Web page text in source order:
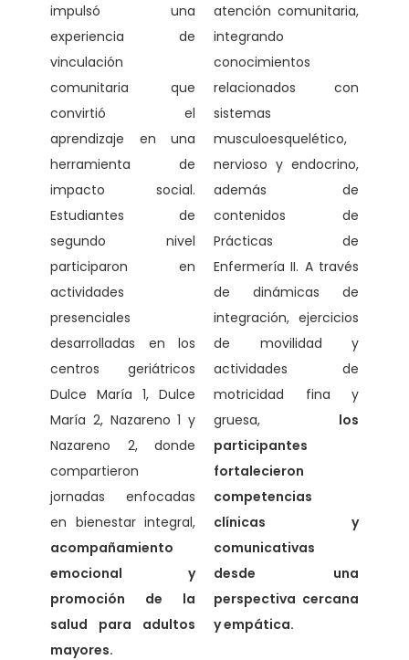
impulsó una
experiencia de
vinculación
comunitaria que
convirtió el
aprendizaje en una
herramienta de
impacto social.
Estudiantes de
segundo nivel
participaron en
actividades
presenciales
desarrolladas en los
centros geriátricos
Dulce María 1, Dulce
María 2, Nazareno 1 y
Nazareno 2, donde
compartieron
jornadas enfocadas
en bienestar integral,
acompañamiento
emocional y
promoción de la
salud para adultos
mayores.
atención comunitaria,
integrando
conocimientos
relacionados con
sistemas
musculoesquelético,
nervioso y endocrino,
además de
contenidos de
Prácticas de
Enfermería II. A través
de dinámicas de
integración, ejercicios
de movilidad y
actividades de
motricidad fina y
gruesa, los
participantes
fortalecieron
competencias
clínicas y
comunicativas
desde una
perspectiva cercana
y empática.